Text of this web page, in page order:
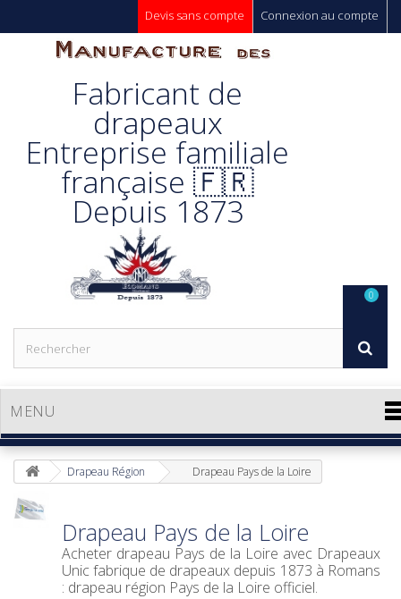
Connexion au compte
Devis sans compte
Manufacture
Des
Drapeaux
Unic s.a.
Fabricant de
drapeaux
Entreprise familiale
française 🇫🇷
Depuis 1873
MENU
0
Drapeau Région Drapeau Pays de la Loire
Drapeau Pays de la Loire
Acheter drapeau Pays de la Loire avec Drapeaux
Unic fabrique de drapeaux depuis 1873 à Romans
: drapeau région Pays de la Loire officiel.